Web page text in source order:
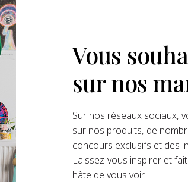
Vous
sur nos
Sur nos réseaux sociaux,
sur nos produits, de
concours exclusifs et des
Laissez-vous inspirer et
hâte de vous voir !